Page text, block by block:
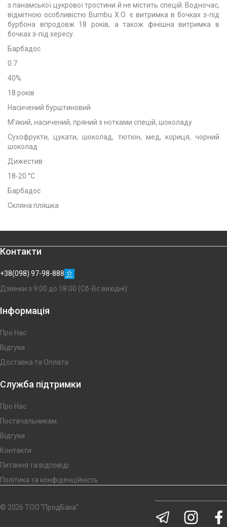
з панамської цукрової тростини й не містить спецій. Водночас,
відмітною особливістю Bumbu X.O. є витримка в бочках з-під
бурбона впродовж 18 років, а також фінішна витримка в
бочках з-під хересу.
Барбадос
0.7
40%
18 років
Насичений бурштиновий
М'який, насичений, пряний з нотками спецій, шоколаду
Сухофрукти, цукати, шоколад, тютюн, мед, кориця, чорний
шоколад
Дижестив
18-20 °C
Барбадос
Скляна пляшка
Контакти
+38(098) 97-98-888
Дзвінки з 9:00 до 18:00 (Сб-Вс вихідні)
Інформація
Про Нас
Відгуки
Доставка та Оплата
Служба підтримки
Про Нас
Постачальникам
Відгуки
Контакти
Питання та відповіді
Політика та конфіденційність
© 2026 ТОО “ПродБаза”